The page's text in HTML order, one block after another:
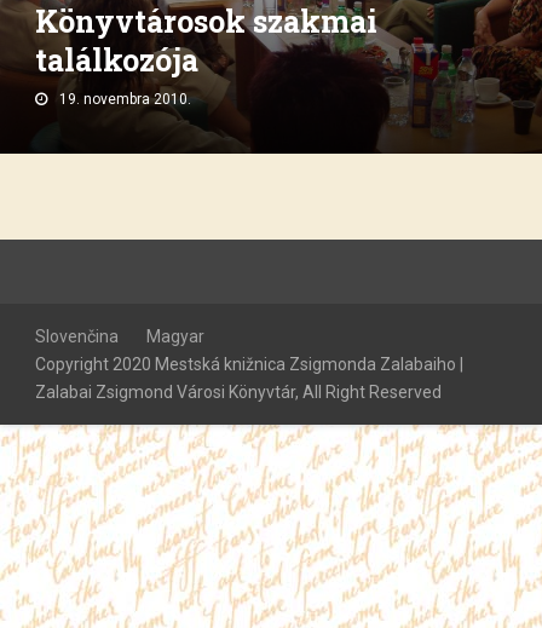
Könyvtárosok szakmai
találkozója
19. novembra 2010.
Slovenčina
Magyar
Copyright 2020 Mestská knižnica Zsigmonda Zalabaiho |
Zalabai Zsigmond Városi Könyvtár, All Right Reserved